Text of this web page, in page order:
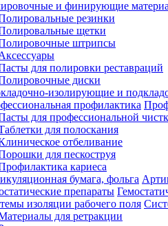
резинки
щетки
штрипсы
для полировки реставраций
диски
для профессиональной
для полоскания
отбеливание
для пескоструя
кариеса
для ретракции